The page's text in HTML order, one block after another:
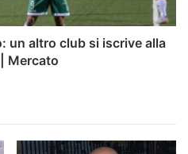
un altro club si iscrive alla
Mercato